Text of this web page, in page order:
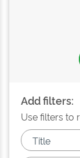
Add filters:
Use filters to